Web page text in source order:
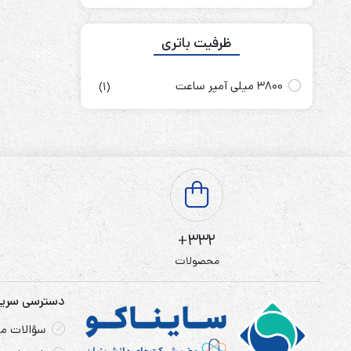
ظرفیت باتری
3800 میلی آمپر ساعت (1)
332+
محصولات
دسترسی
سؤالات